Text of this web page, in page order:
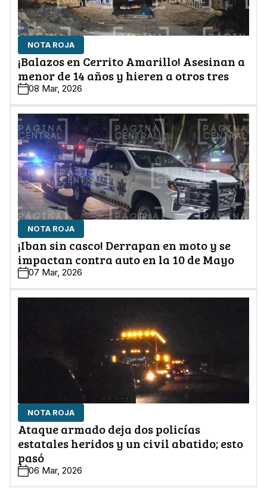
NOTA ROJA
¡Balazos en Cerrito Amarillo! Asesinan a
menor de 14 años y hieren a otros tres
08 Mar, 2026
NOTA ROJA
¡Iban sin casco! Derrapan en moto y se
impactan contra auto en la 10 de Mayo
07 Mar, 2026
NOTA ROJA
Ataque armado deja dos policías
estatales heridos y un civil abatido; esto
pasó
06 Mar, 2026